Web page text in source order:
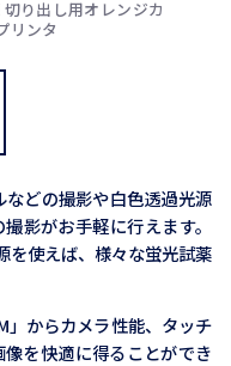
り出し用オレンジカ
リンタ
どの撮影や白色透過光源
影がお手軽に行えます。
を使えば、様々な蛍光試薬
からカメラ性能、タッチ
を快適に得ることができ